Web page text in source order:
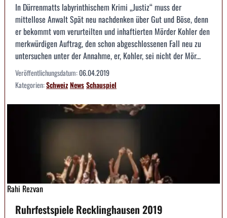
In Dürrenmatts labyrinthischem Krimi „Justiz“ muss der
mittellose Anwalt Spät neu nachdenken über Gut und Böse, denn
er bekommt vom verurteilten und inhaftierten Mörder Kohler den
merkwürdigen Auftrag, den schon abgeschlossenen Fall neu zu
untersuchen unter der Annahme, er, Kohler, sei nicht der Mör...
Veröffentlichungsdatum:06.04.2019
Kategorien:SchweizNewsSchauspiel
Rahi Rezvan
Ruhrfestspiele Recklinghausen 2019